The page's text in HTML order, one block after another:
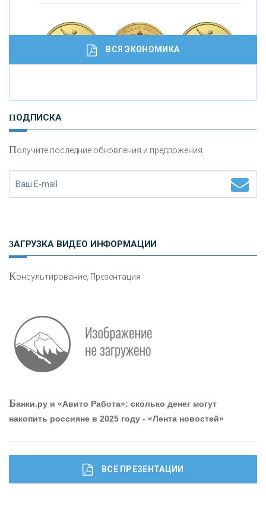
привлечь и удержать персонал - «Интервью»
И
сохранения и увеличения капитала
ВСЯ ЭКОНОМИКА
ПОДПИСКА
Получите последние обновления и предложения.
ЗАГРУЗКА ВИДЕО ИНФОРМАЦИИ
Консультирование, Презентация
Банки.ру и «Авито Работа»: сколько денег могут
накопить россияне в 2025 году - «Лента новостей»
ВСЕ ПРЕЗЕНТАЦИИ